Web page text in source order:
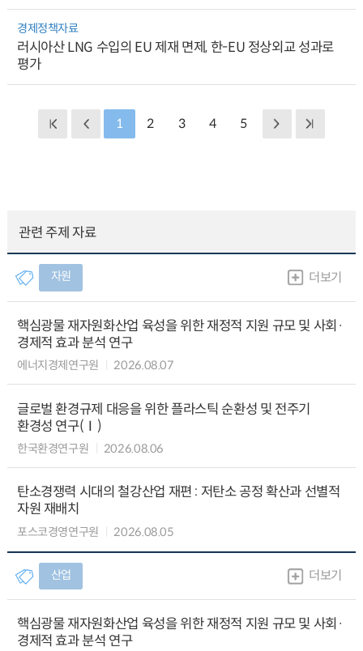
경제정책자료
러시아산 LNG 수입의 EU 제재 면제, 한-EU 정상외교 성과로
평가
1 2 3 4 5
관련 주제 자료
자원 더보기
핵심광물 재자원화산업 육성을 위한 재정적 지원 규모 및 사회·
경제적 효과 분석 연구
에너지경제연구원 2026.08.07
글로벌 환경규제 대응을 위한 플라스틱 순환성 및 전주기
환경성 연구(Ⅰ)
한국환경연구원 2026.08.06
탄소경쟁력 시대의 철강산업 재편 : 저탄소 공정 확산과 선별적
자원 재배치
포스코경영연구원 2026.08.05
산업 더보기
핵심광물 재자원화산업 육성을 위한 재정적 지원 규모 및 사회·
경제적 효과 분석 연구